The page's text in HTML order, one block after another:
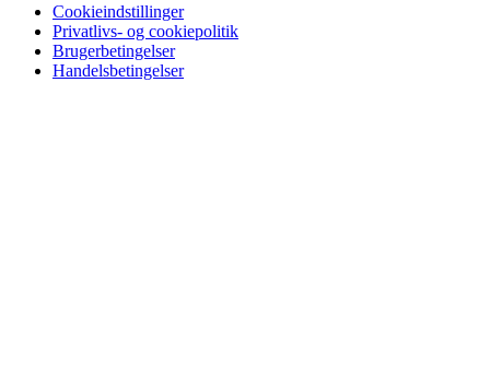
Cookieindstillinger
Privatlivs- og cookiepolitik
Brugerbetingelser
Handelsbetingelser